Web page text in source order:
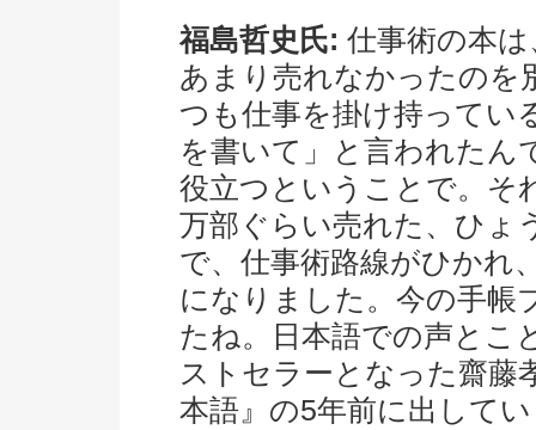
福島哲史氏: 仕事術の本
あまり売れなかったのを
つも仕事を掛け持ってい
を書いて」と言われたん
役立つということで。そ
万部ぐらい売れた、ひょ
で、仕事術路線がひかれ
になりました。今の手帳
たね。日本語での声とこ
ストセラーとなった齋藤
本語』の5年前に出して